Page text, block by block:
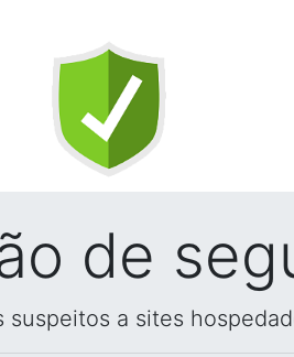
de
a sites